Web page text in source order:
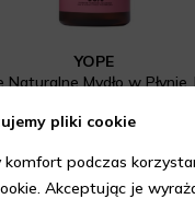
YOPE
22,99 zł
pliki cookie
podczas
Akceptując je